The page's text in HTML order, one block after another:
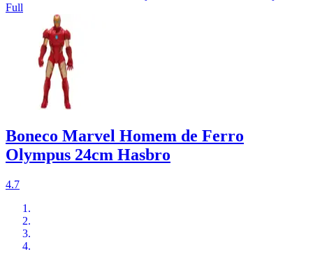
Full
Boneco Marvel Homem de Ferro
Olympus 24cm Hasbro
4.7